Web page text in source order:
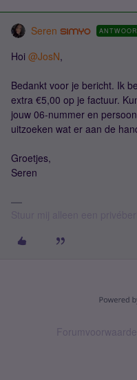
Seren
Hoi @JosN,
Bedankt voor je bericht. Ik
extra €5,00 op je factuur.
jouw 06-nummer en
uitzoeken wat er aan de
Groetjes,
Seren